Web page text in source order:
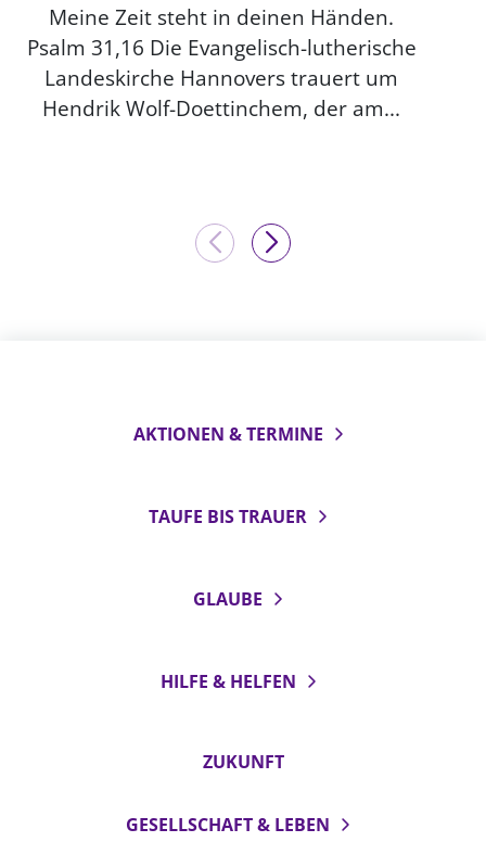
Meine Zeit steht in deinen Händen.
Psalm 31,16 Die Evangelisch-lutherische
Landeskirche Hannovers trauert um
Hendrik Wolf-Doettinchem, der am...
AKTIONEN & TERMINE
TAUFE BIS TRAUER
GLAUBE
HILFE & HELFEN
ZUKUNFT
GESELLSCHAFT & LEBEN